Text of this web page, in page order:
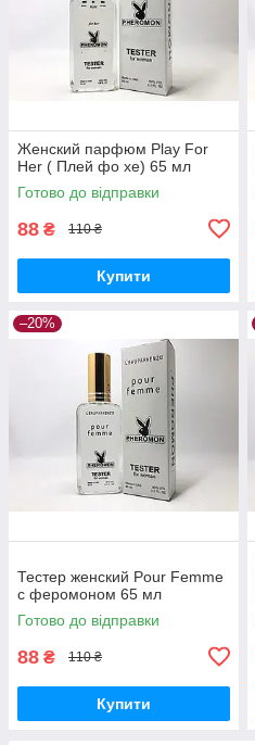
Женский парфюм Play For
Her ( Плей фо хе) 65 мл
Готово до відправки
88 ₴ 110 ₴
Купити
–20%
Тестер женский Pour Femme
с феромоном 65 мл
Готово до відправки
88 ₴ 110 ₴
Купити